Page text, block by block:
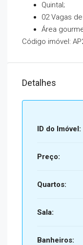
Quintal;
02 Vagas
Área
Código imóvel:
Detalhes
ID do Imóvel:
Preço:
Quartos:
Sala:
Banheiros: